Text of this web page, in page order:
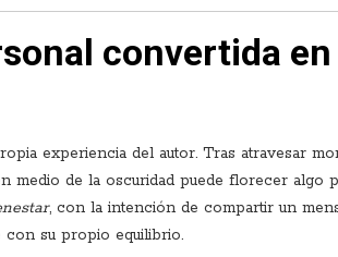
convertida
experiencia del autor. Tras atravesar
medio de la oscuridad puede florecer algo
, con la intención de compartir un
con su propio equilibrio.